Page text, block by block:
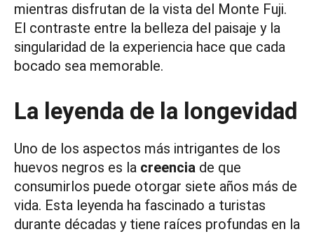
mientras disfrutan de la vista del Monte Fuji.
El contraste entre la belleza del paisaje y la
singularidad de la experiencia hace que cada
bocado sea memorable.
La leyenda de la longevidad
Uno de los aspectos más intrigantes de los
huevos negros es la creencia de que
consumirlos puede otorgar siete años más de
vida. Esta leyenda ha fascinado a turistas
durante décadas y tiene raíces profundas en la